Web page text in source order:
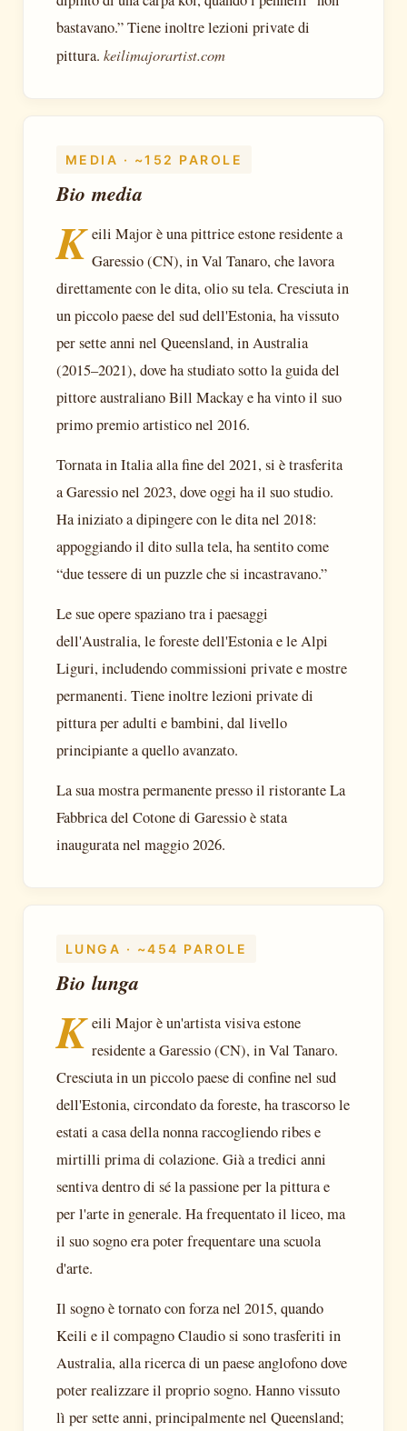
bastavano.” Tiene inoltre lezioni private di
pittura. keilimajorartist.com
MEDIA · ~152 PAROLE
Bio media
K eili Major è una pittrice estone residente a
Garessio (CN), in Val Tanaro, che lavora
direttamente con le dita, olio su tela. Cresciuta in
un piccolo paese del sud dell'Estonia, ha vissuto
per sette anni nel Queensland, in Australia
(2015–2021), dove ha studiato sotto la guida del
pittore australiano Bill Mackay e ha vinto il suo
primo premio artistico nel 2016.
Tornata in Italia alla fine del 2021, si è trasferita
a Garessio nel 2023, dove oggi ha il suo studio.
Ha iniziato a dipingere con le dita nel 2018:
appoggiando il dito sulla tela, ha sentito come
“due tessere di un puzzle che si incastravano.”
Le sue opere spaziano tra i paesaggi
dell'Australia, le foreste dell'Estonia e le Alpi
Liguri, includendo commissioni private e mostre
permanenti. Tiene inoltre lezioni private di
pittura per adulti e bambini, dal livello
principiante a quello avanzato.
La sua mostra permanente presso il ristorante La
Fabbrica del Cotone di Garessio è stata
inaugurata nel maggio 2026.
LUNGA · ~454 PAROLE
Bio lunga
K eili Major è un'artista visiva estone
residente a Garessio (CN), in Val Tanaro.
Cresciuta in un piccolo paese di confine nel sud
dell'Estonia, circondato da foreste, ha trascorso le
estati a casa della nonna raccogliendo ribes e
mirtilli prima di colazione. Già a tredici anni
sentiva dentro di sé la passione per la pittura e
per l'arte in generale. Ha frequentato il liceo, ma
il suo sogno era poter frequentare una scuola
d'arte.
Il sogno è tornato con forza nel 2015, quando
Keili e il compagno Claudio si sono trasferiti in
Australia, alla ricerca di un paese anglofono dove
poter realizzare il proprio sogno. Hanno vissuto
lì per sette anni, principalmente nel Queensland;